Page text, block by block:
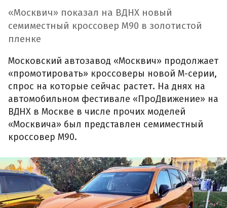
«Москвич» показал на ВДНХ новый
семиместный кроссовер М90 в золотистой
пленке
Московский автозавод «Москвич» продолжает
«промотировать» кроссоверы новой М-серии,
спрос на которые сейчас растет. На днях на
автомобильном фестивале «ПроДвижение» на
ВДНХ в Москве в числе прочих моделей
«Москвича» был представлен семиместный
кроссовер М90.